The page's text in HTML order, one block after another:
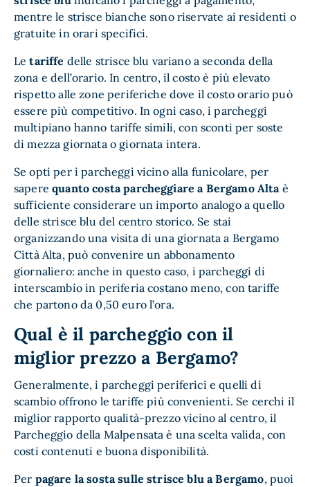
mentre le strisce bianche sono riservate ai residenti o
gratuite in orari specifici.
Letariffe delle strisce blu variano a seconda della
zona e dell’orario. In centro, il costo è più elevato
rispetto alle zone periferiche dove il costo orario può
essere più competitivo. In ogni caso, i parcheggi
multipiano hanno tariffe simili, con sconti per soste
di mezza giornata o giornata intera.
Se opti per i parcheggi vicino alla funicolare, per
saperequanto costa parcheggiare a Bergamo Alta è
sufficiente considerare un importo analogo a quello
delle strisce blu del centro storico. Se stai
organizzando una visita di una giornata a Bergamo
Città Alta, può convenire un abbonamento
giornaliero: anche in questo caso, i parcheggi di
interscambio in periferia costano meno, con tariffe
che partono da 0,50 euro l’ora.
Qual è il parcheggio con il
miglior prezzo a Bergamo?
Generalmente, i parcheggi periferici e quelli di
scambio offrono le tariffe più convenienti. Se cerchi il
miglior rapporto qualità-prezzo vicino al centro, il
Parcheggio della Malpensata è una scelta valida, con
costi contenuti e buona disponibilità.
Per pagare la sosta sulle strisce blu a Bergamo, puoi